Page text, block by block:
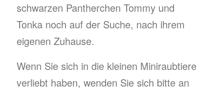
schwarzen Pantherchen Tommy und
Tonka noch auf der Suche, nach ihrem
eigenen Zuhause.
Wenn Sie sich in die kleinen Miniraubtiere
verliebt haben, wenden Sie sich bitte an